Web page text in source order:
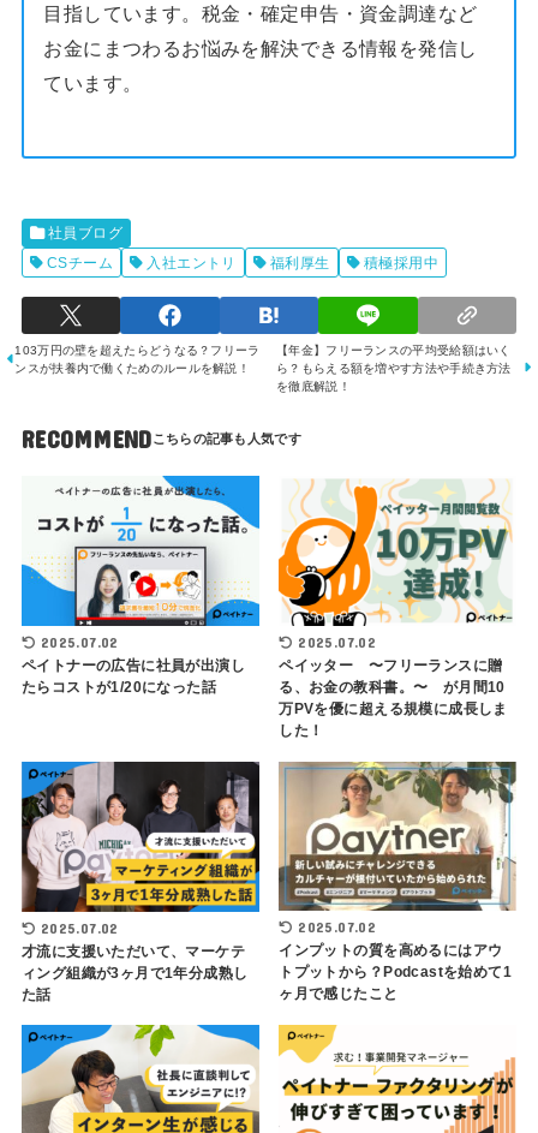
目指しています。税金・確定申告・資金調達など
お金にまつわるお悩みを解決できる情報を発信し
ています。
社員ブログ
CSチーム
入社エントリ 福利厚生 積極採用中
【年金】フリーランスの平均受給額はいく
ら？もらえる額を増やす方法や手続き方法
を徹底解説！
103万円の壁を超えたらどうなる？フリーラ
ンスが扶養内で働くためのルールを解説！
RECOMMEND
2025.07.02
ペイトナーの広告に社員が出演し
たらコストが1/20になった話
2025.07.02
ペイッター 〜フリーランスに贈
る、お金の教科書。〜 が月間10
万PVを優に超える規模に成長しま
した！
2025.07.02
才流に支援いただいて、マーケテ
ィング組織が3ヶ月で1年分成熟し
た話
2025.07.02
インプットの質を高めるにはアウ
トプットから？Podcastを始めて1
ヶ月で感じたこと